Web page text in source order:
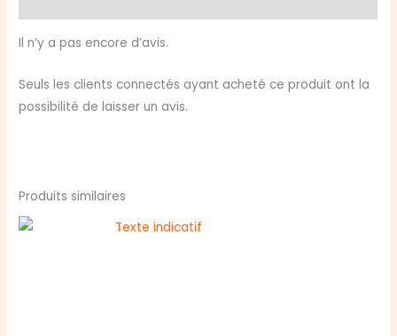
Il n’y a pas encore d’avis.
Seuls les clients connectés ayant acheté ce produit ont la
possibilité de laisser un avis.
Produits similaires